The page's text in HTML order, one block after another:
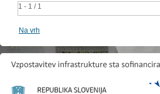
1 - 1 / 1
Na vrh